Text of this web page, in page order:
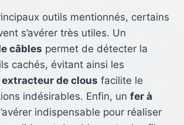
outils mentionnés, certains
s’avérer très utiles. Un
câbles permet de détecter la
cachés, évitant ainsi les
extracteur de clous facilite le
indésirables. Enfin, un fer à
indispensable pour réaliser